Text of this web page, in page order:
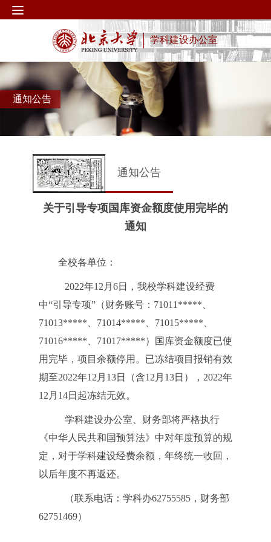
学科建设办公室
通知公告
通知公告
关于引导专项国库资金额度使用完毕的
通知
全校各单位：
2022年12月6日，我校学科建设经费
中“引导专项”（财务账号：71011*****、
71013*****、71014*****、71015*****、
71016*****、71017*****）国库资金额度已使
用完毕，项目余额停用。已冻结项目报销有效
期至2022年12月13日（含12月13日），2022年
12月14日起冻结无效。
学科建设办公室、财务部将严格执行
《中华人民共和国预算法》中对年度预算的规
定，对于学科建设经费余额，年终统一收回，
以后年度不再返还。
（联系电话：学科办62755585，财务部
62751469）